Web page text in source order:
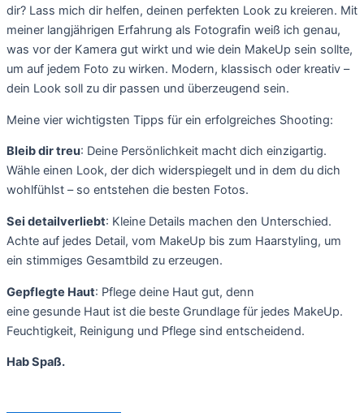
dir? Lass mich dir helfen, deinen perfekten Look zu kreieren. Mit
meiner langjährigen Erfahrung als Fotografin weiß ich genau,
was vor der Kamera gut wirkt und wie dein MakeUp sein sollte,
um auf jedem Foto zu wirken. Modern, klassisch oder kreativ –
dein Look soll zu dir passen und überzeugend sein.
Meine vier wichtigsten Tipps für ein erfolgreiches Shooting:
Bleib dir treu: Deine Persönlichkeit macht dich einzigartig.
Wähle einen Look, der dich widerspiegelt und in dem du dich
wohlfühlst – so entstehen die besten Fotos.
Sei detailverliebt: Kleine Details machen den Unterschied.
Achte auf jedes Detail, vom MakeUp bis zum Haarstyling, um
ein stimmiges Gesamtbild zu erzeugen.
Gepflegte Haut: Pflege deine Haut gut, denn
eine gesunde Haut ist die beste Grundlage für jedes MakeUp.
Feuchtigkeit, Reinigung und Pflege sind entscheidend.
Hab Spaß.